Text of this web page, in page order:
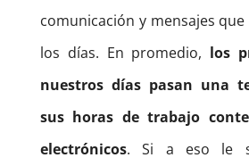
comunicación y mensajes
los días. En promedio, los
nuestros días pasan una
sus horas de trabajo
electrónicos. Si a eso le